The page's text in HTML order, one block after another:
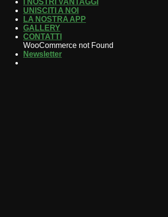
I NOSTRI VANTAGGI
UNISCITI A NOI
LA NOSTRA APP
GALLERY
CONTATTI
WooCommerce not Found
Newsletter